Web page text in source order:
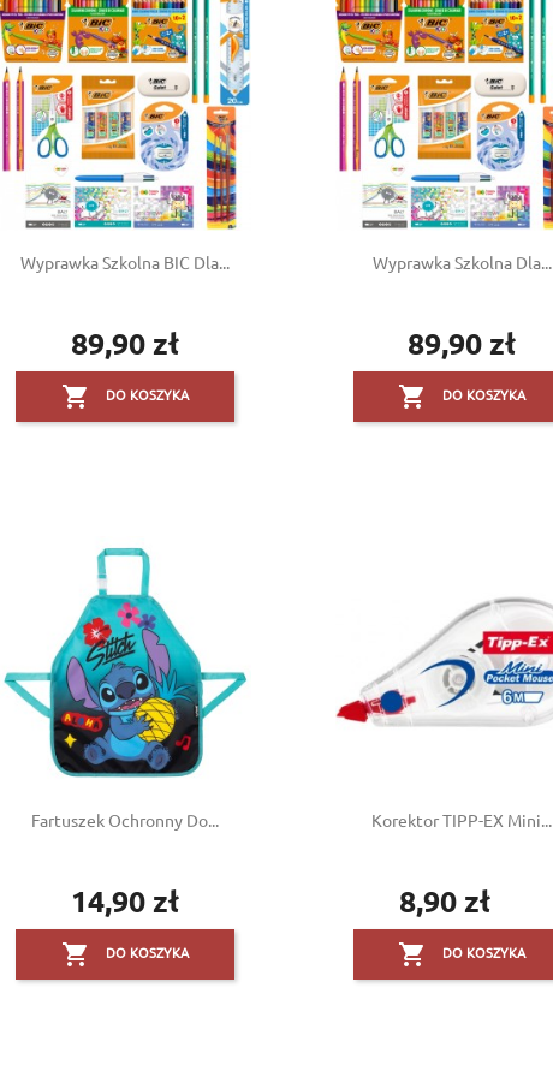
Create new list
Create wishlist
((cancelText)) ((modalDeleteText))
Cancel Sign in
Wyprawka Szkolna BIC Dla...
Cena
89,90 zł
 DO KOSZYKA
Wyprawka Szkolna Dla...
Cena
89,90 zł
 DO KOSZYKA
Fartuszek Ochronny Do...
Cena
14,90 zł
 DO KOSZYKA
Korektor TIPP-EX Mini...
Cena
8,90 zł
 DO KOSZYKA